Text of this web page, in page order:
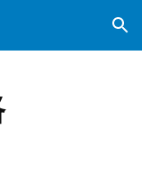
Skip to navigation